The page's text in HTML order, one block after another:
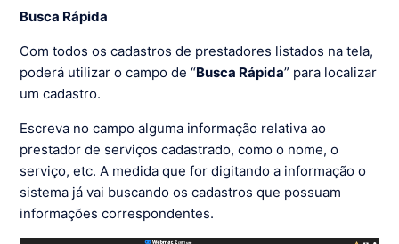
Busca Rápida
Com todos os cadastros de prestadores listados na tela,
poderá utilizar o campo de “Busca Rápida” para localizar
um cadastro.
Escreva no campo alguma informação relativa ao
prestador de serviços cadastrado, como o nome, o
serviço, etc. A medida que for digitando a informação o
sistema já vai buscando os cadastros que possuam
informações correspondentes.